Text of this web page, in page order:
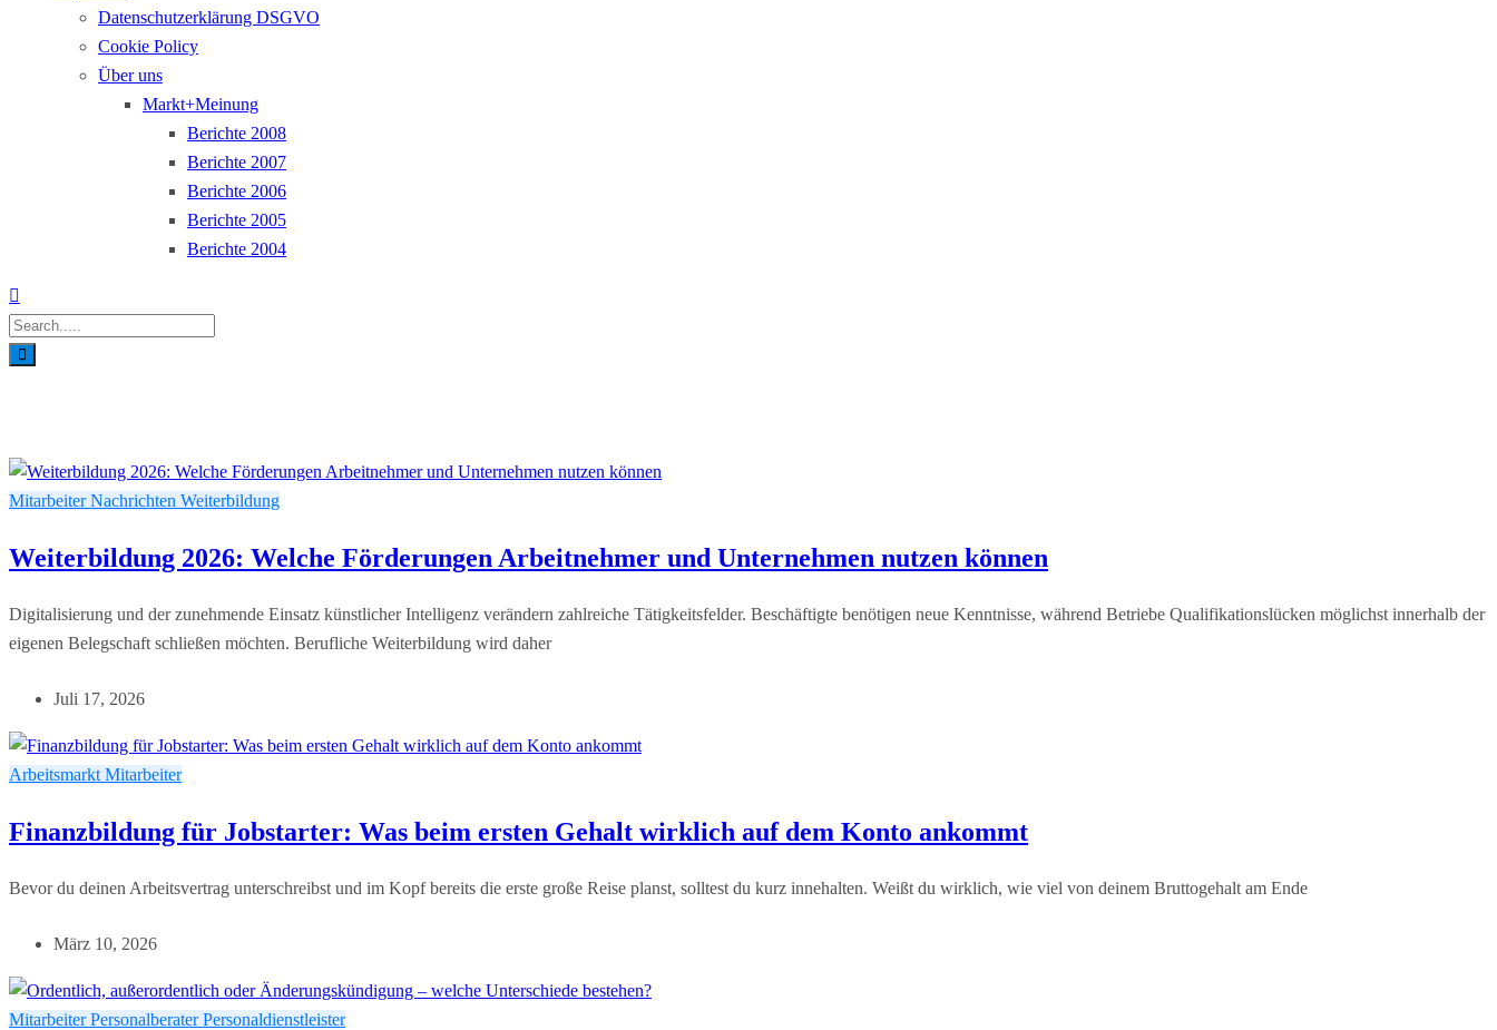
Datenschutzerklärung DSGVO
Cookie Policy
Über uns
Markt+Meinung
Berichte 2008
Berichte 2007
Berichte 2006
Berichte 2005
Berichte 2004
MitarbeiterNachrichten Weiterbildung
Weiterbildung 2026: Welche Förderungen Arbeitnehmer und Unternehmen nutzen können
Digitalisierung und der zunehmende Einsatz künstlicher Intelligenz verändern zahlreiche Tätigkeitsfelder. Beschäftigte benötigen neue Kenntnisse, während Betriebe Qualifikationslücken möglichst innerhalb der
eigenen Belegschaft schließen möchten. Berufliche Weiterbildung wird daher
Juli 17, 2026
Arbeitsmarkt Mitarbeiter
Finanzbildung für Jobstarter: Was beim ersten Gehalt wirklich auf dem Konto ankommt
Bevor du deinen Arbeitsvertrag unterschreibst und im Kopf bereits die erste große Reise planst, solltest du kurz innehalten. Weißt du wirklich, wie viel von deinem Bruttogehalt am Ende
März 10, 2026
MitarbeiterPersonalberaterPersonaldienstleister